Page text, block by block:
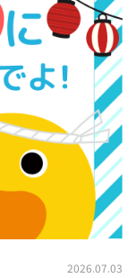
2026.07.03